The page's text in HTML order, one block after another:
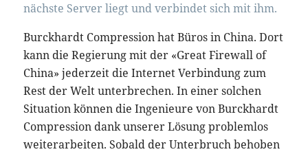
nächste Server liegt und verbindet sich mit ihm.
Burckhardt Compression hat Büros in China. Dort
kann die Regierung mit der «Great Firewall of
China» jederzeit die Internet Verbindung zum
Rest der Welt unterbrechen. In einer solchen
Situation können die Ingenieure von Burckhardt
Compression dank unserer Lösung problemlos
weiterarbeiten. Sobald der Unterbruch behoben